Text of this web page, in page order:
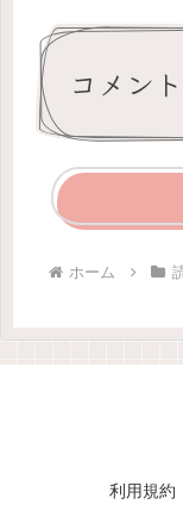
コメント
ホーム
利用規約